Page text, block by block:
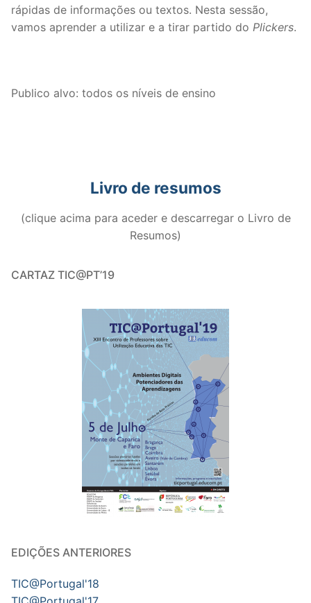
rápidas de informações ou textos. Nesta sessão,
vamos aprender a utilizar e a tirar partido do Plickers.
Publico alvo: todos os níveis de ensino
Livro de resumos
(clique acima para aceder e descarregar o Livro de
Resumos)
CARTAZ TIC@PT’19
EDIÇÕES ANTERIORES
TIC@Portugal'18